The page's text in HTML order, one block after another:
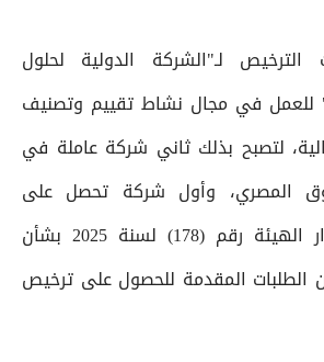
لـ"الشركة الدولية لحلول
للعمل في مجال نشاط تقييم وتصنيف
لتصبح بذلك ثاني شركة عاملة في
المصري، وأول شركة تحصل على
الترخيص وفقًا لقرار الهيئة رقم (178) لسنة 2025 بشأن
الطلبات المقدمة للحصول على ترخيص